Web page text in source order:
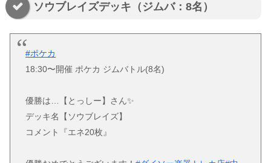
ソウブレイズデッキ（ジムバ：8名）
#ポケカ
18:30〜開催 ポケカ ジムバトル(8名)
優勝は…【とっしー】さん✨
デッキ名【ソウブレイズ】
コメント『エネ20枚』